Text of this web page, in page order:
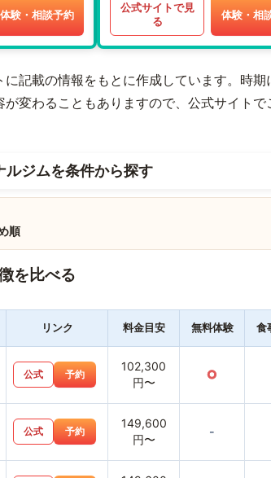
体験・相談予約
公式サイトで見
る
体験・相
に記載の情報をもとに作成しています。時
変わることもありますので、公式サイトで
ルジムを条件から探す
順
を比べる
リンク 料金目安 無料体験 食
公式 予約
102,300
円〜
○
公式 予約
149,600
円〜
-